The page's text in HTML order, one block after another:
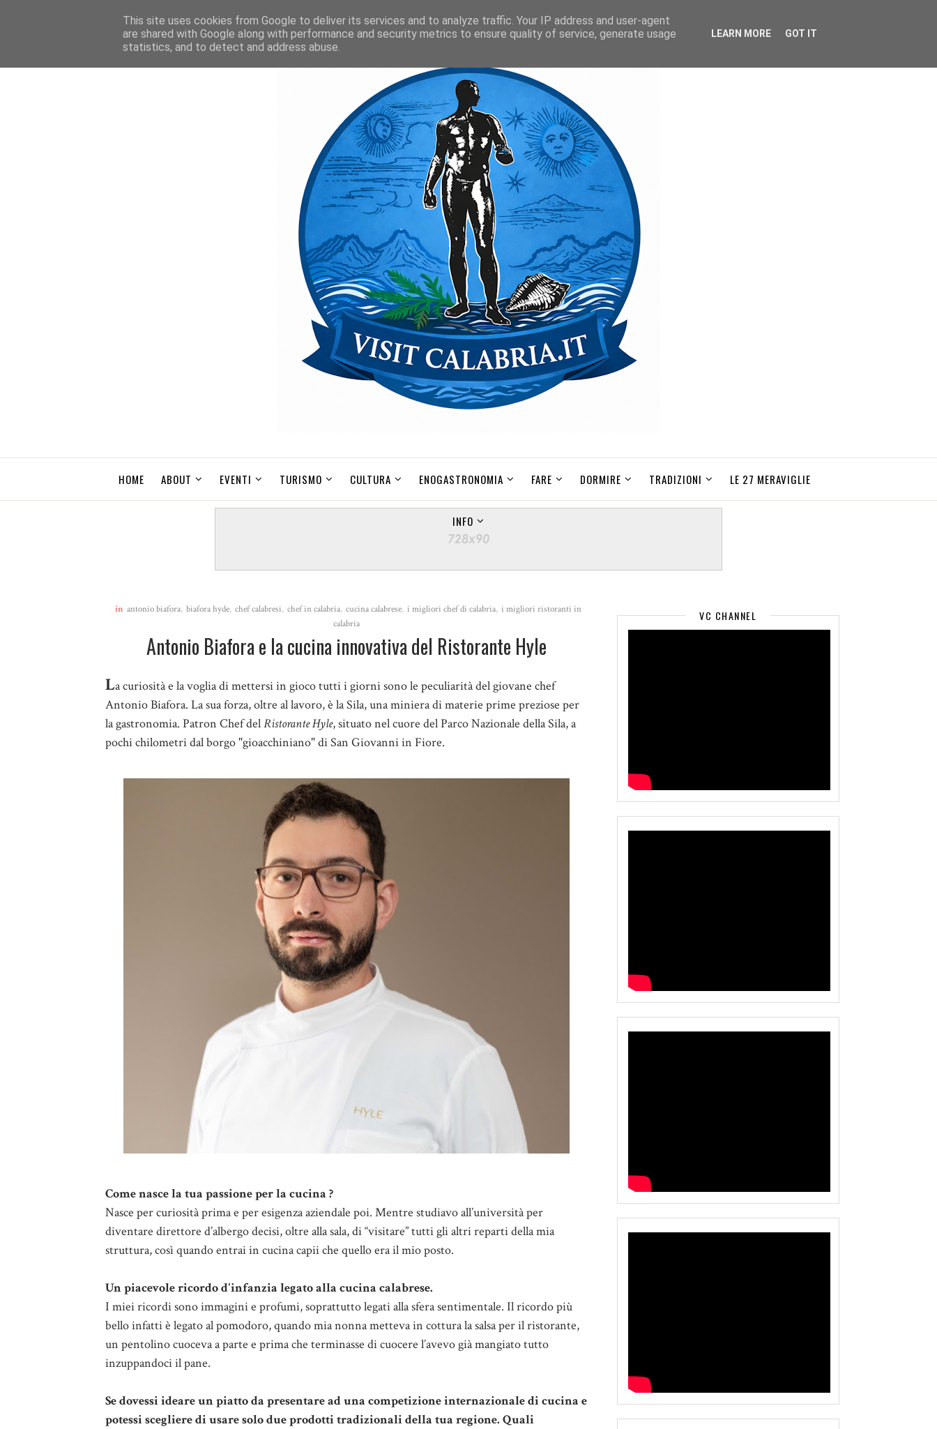
HOME ABOUT EVENTI TURISMO CULTURA ENOGASTRONOMIA FARE DORMIRE TRADIZIONI LE 27 MERAVIGLIE
INFO
in antonio biafora, biafora hyde, chef calabresi, chef in calabria, cucina calabrese, i migliori chef di calabria, i migliori ristoranti in
calabria
Antonio Biafora e la cucina innovativa del Ristorante Hyle
La curiosità e la voglia di mettersi in gioco tutti i giorni sono le peculiarità del giovane chef
Antonio Biafora. La sua forza, oltre al lavoro, è la Sila, una miniera di materie prime preziose per
la gastronomia. Patron Chef delRistorante Hyle, situato nel cuore del Parco Nazionale della Sila, a
pochi chilometri dal borgo "gioacchiniano" di San Giovanni in Fiore.
Come nasce la tua passione per la cucina ?
Nasce per curiosità prima e per esigenza aziendale poi. Mentre studiavo all’università per
diventare direttore d’albergo decisi, oltre alla sala, di “visitare” tutti gli altri reparti della mia
struttura, così quando entrai in cucina capii che quello era il mio posto.
Un piacevole ricordo d'infanzia legato alla cucina calabrese.
I miei ricordi sono immagini e profumi, soprattutto legati alla sfera sentimentale. Il ricordo più
bello infatti è legato al pomodoro, quando mia nonna metteva in cottura la salsa per il ristorante,
un pentolino cuoceva a parte e prima che terminasse di cuocere l’avevo già mangiato tutto
inzuppandoci il pane.
Se dovessi ideare un piatto da presentare ad una competizione internazionale di cucina e
potessi scegliere di usare solo due prodotti tradizionali della tua regione. Quali
VC CHANNEL
This site uses cookies from Google to deliver its services and to analyze traffic. Your IP address and user-agent
are shared with Google along with performance and security metrics to ensure quality of service, generate usage
statistics, and to detect and address abuse.
LEARN MORE GOT IT